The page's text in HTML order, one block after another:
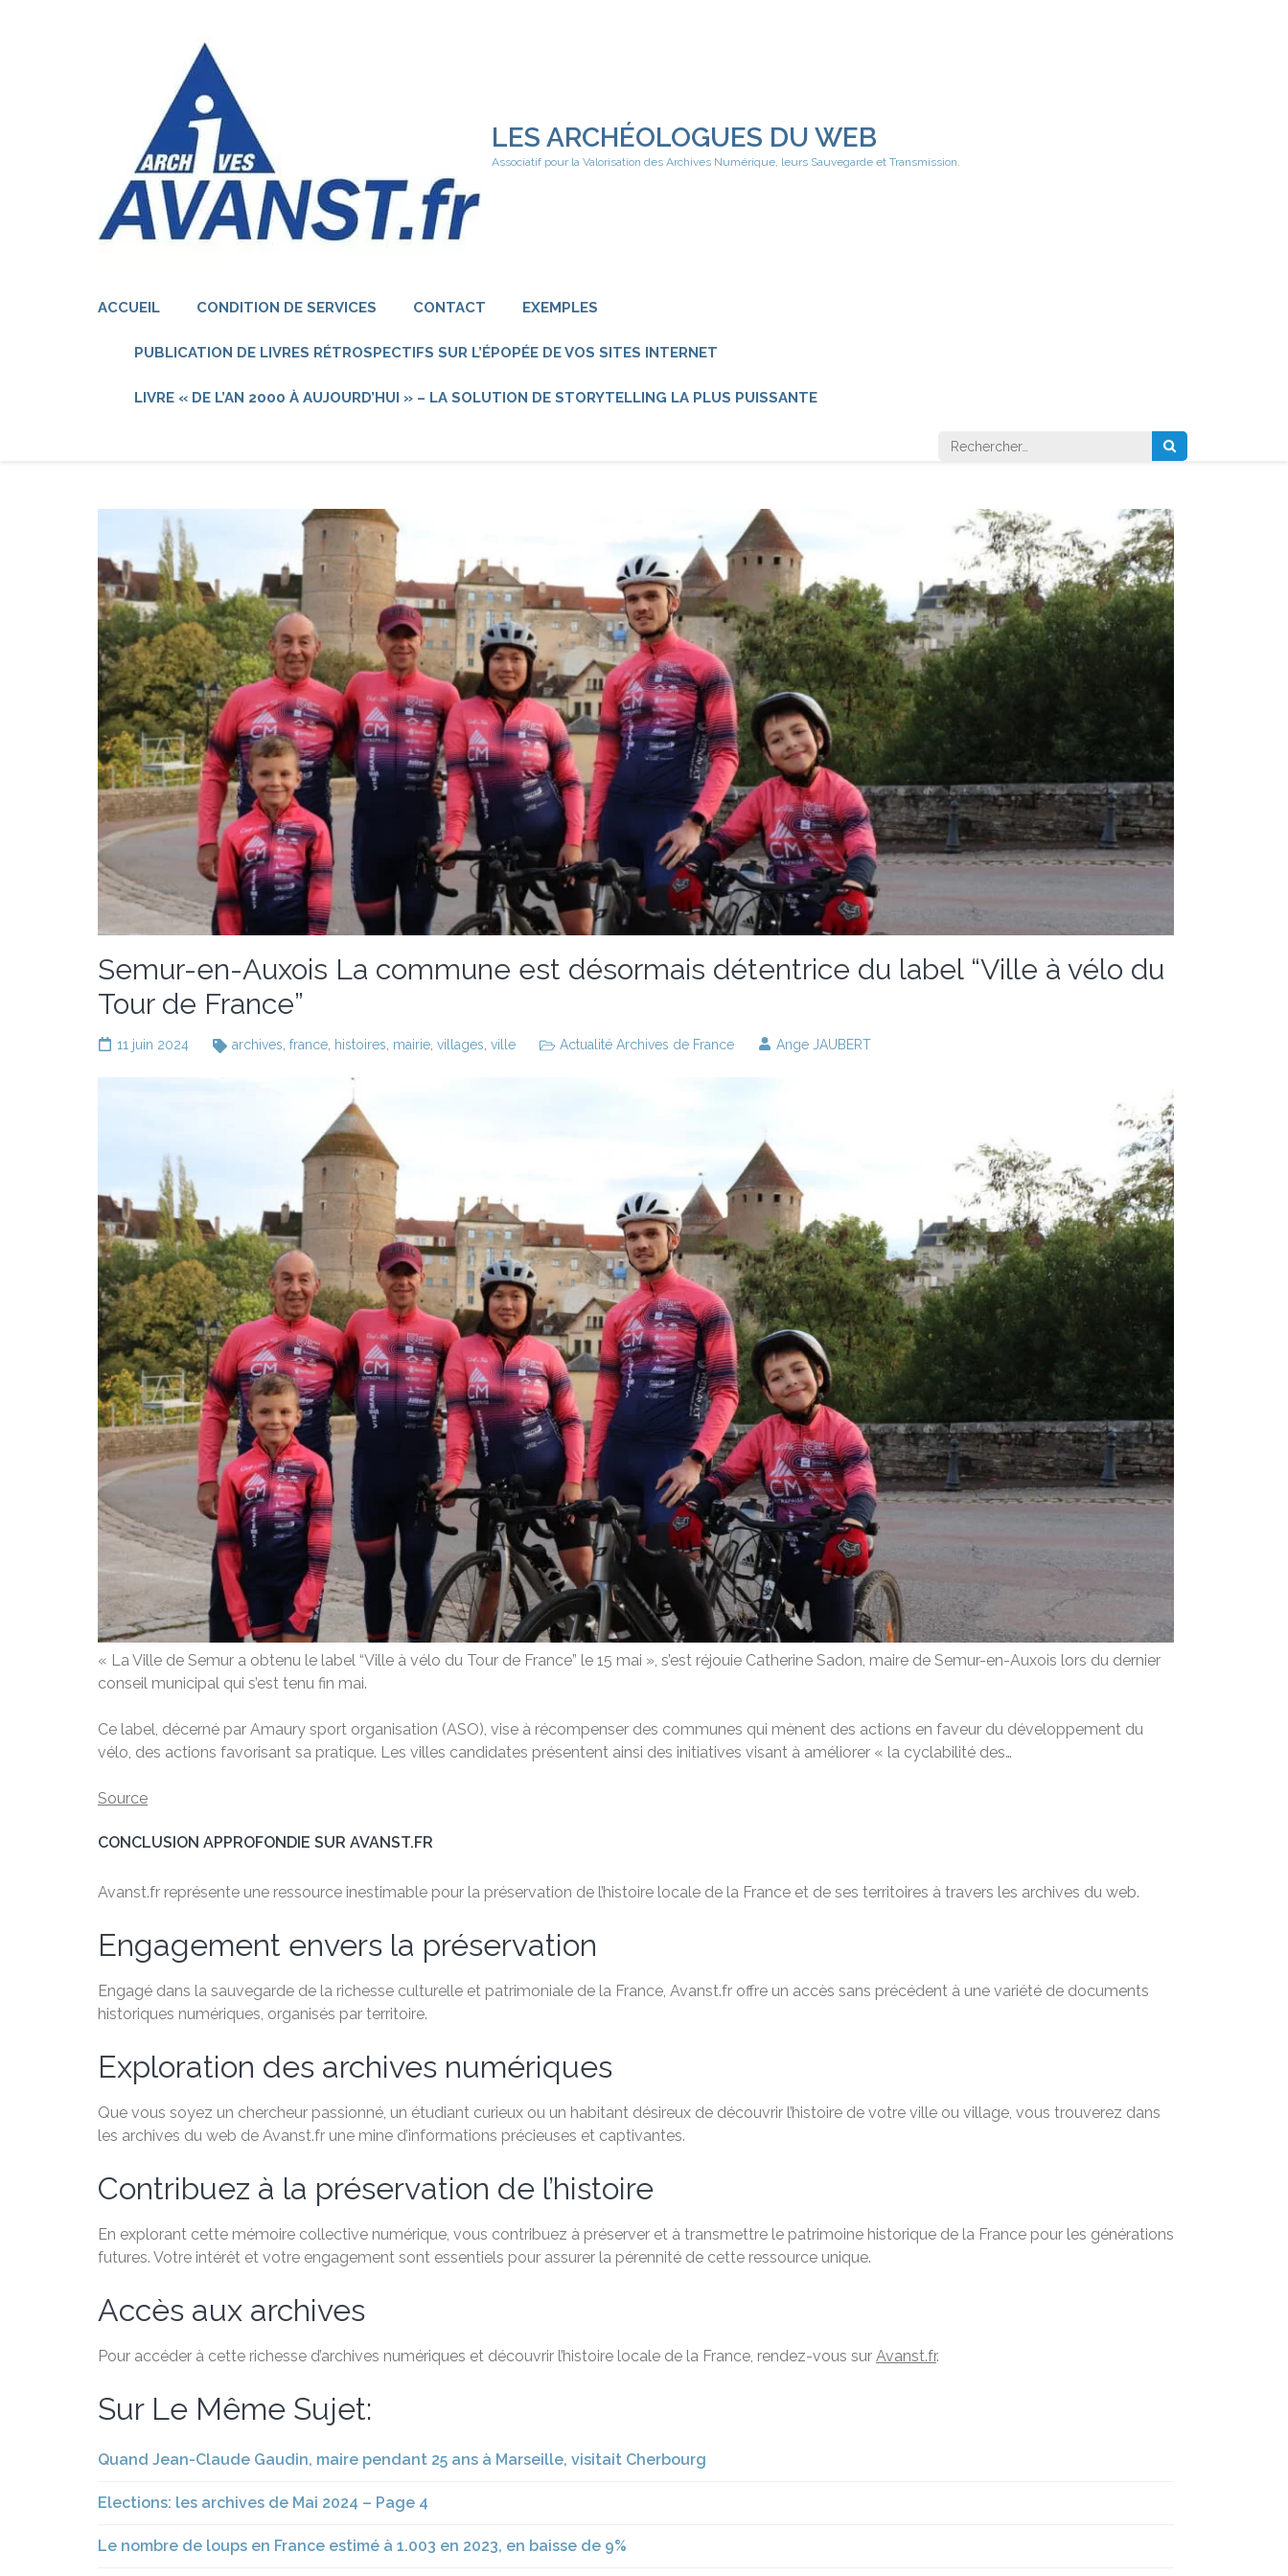
LES ARCHÉOLOGUES DU WEB
Associatif pour la Valorisation des Archives Numérique, leurs Sauvegarde et Transmission.
ACCUEIL CONDITION DE SERVICES CONTACT EXEMPLES
PUBLICATION DE LIVRES RÉTROSPECTIFS SUR L’ÉPOPÉE DE VOS SITES INTERNET
LIVRE « DE L’AN 2000 À AUJOURD’HUI » – LA SOLUTION DE STORYTELLING LA PLUS PUISSANTE
Rechercher :
Semur-en-Auxois La commune est désormais détentrice du label “Ville à vélo du
Tour de France”
11 juin 2024 archives, france, histoires, mairie, villages, ville Actualité Archives de France Ange JAUBERT
« La Ville de Semur a obtenu le label “Ville à vélo du Tour de France” le 15 mai », s’est réjouie Catherine Sadon, maire de Semur-en-Auxois lors du dernier
conseil municipal qui s’est tenu fin mai.
Ce label, décerné par Amaury sport organisation (ASO), vise à récompenser des communes qui mènent des actions en faveur du développement du
vélo, des actions favorisant sa pratique. Les villes candidates présentent ainsi des initiatives visant à améliorer « la cyclabilité des…
Source
CONCLUSION APPROFONDIE SUR AVANST.FR
Avanst.fr représente une ressource inestimable pour la préservation de l’histoire locale de la France et de ses territoires à travers les archives du web.
Engagement envers la préservation
Engagé dans la sauvegarde de la richesse culturelle et patrimoniale de la France, Avanst.fr offre un accès sans précédent à une variété de documents
historiques numériques, organisés par territoire.
Exploration des archives numériques
Que vous soyez un chercheur passionné, un étudiant curieux ou un habitant désireux de découvrir l’histoire de votre ville ou village, vous trouverez dans
les archives du web de Avanst.fr une mine d’informations précieuses et captivantes.
Contribuez à la préservation de l’histoire
En explorant cette mémoire collective numérique, vous contribuez à préserver et à transmettre le patrimoine historique de la France pour les générations
futures. Votre intérêt et votre engagement sont essentiels pour assurer la pérennité de cette ressource unique.
Accès aux archives
Pour accéder à cette richesse d’archives numériques et découvrir l’histoire locale de la France, rendez-vous sur Avanst.fr.
Sur Le Même Sujet:
Quand Jean-Claude Gaudin, maire pendant 25 ans à Marseille, visitait Cherbourg
Elections: les archives de Mai 2024 – Page 4
Le nombre de loups en France estimé à 1.003 en 2023, en baisse de 9%